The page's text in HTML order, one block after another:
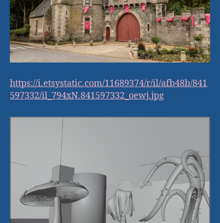
https://i.etsystatic.com/11689374/r/il/afb48b/841
597332/il_794xN.841597332_oewj.jpg